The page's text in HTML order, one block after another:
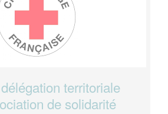
territoriale
de solidarité